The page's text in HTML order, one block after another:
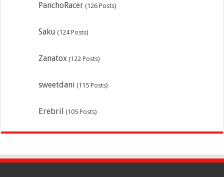
PanchoRacer (126 Posts)
Saku (124 Posts)
Zanatox (122 Posts)
sweetdani (115 Posts)
Erebril (105 Posts)